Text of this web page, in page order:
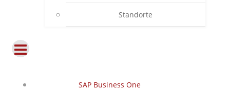
Standorte
SAP Business One